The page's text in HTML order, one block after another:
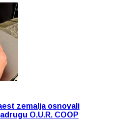
zemalja osnovali
O.U.R. COOP